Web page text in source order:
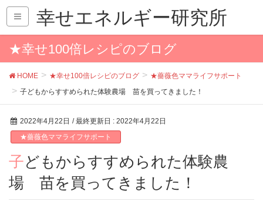
幸せエネルギー研究所
★幸せ100倍レシピのブログ
HOME ★幸せ100倍レシピのブログ
★薔薇色ママライフサポート
子どもからすすめられた体験農場 苗を買ってきました！
2022年4月22日 / 最終更新日 : 2022年4月22日
★薔薇色ママライフサポート
子どもからすすめられた体験農
場 苗を買ってきました！